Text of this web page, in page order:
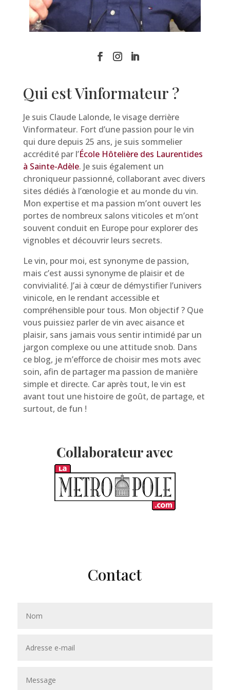
Qui est Vinformateur ?
Je suis Claude Lalonde, le visage derrière
Vinformateur. Fort d’une passion pour le vin
qui dure depuis 25 ans, je suis sommelier
accrédité par l’École Hôtelière des Laurentides
à Sainte-Adèle. Je suis également un
chroniqueur passionné, collaborant avec divers
sites dédiés à l’œnologie et au monde du vin.
Mon expertise et ma passion m’ont ouvert les
portes de nombreux salons viticoles et m’ont
souvent conduit en Europe pour explorer des
vignobles et découvrir leurs secrets.
Le vin, pour moi, est synonyme de passion,
mais c’est aussi synonyme de plaisir et de
convivialité. J’ai à cœur de démystifier l’univers
vinicole, en le rendant accessible et
compréhensible pour tous. Mon objectif ? Que
vous puissiez parler de vin avec aisance et
plaisir, sans jamais vous sentir intimidé par un
jargon complexe ou une attitude snob. Dans
ce blog, je m’efforce de choisir mes mots avec
soin, afin de partager ma passion de manière
simple et directe. Car après tout, le vin est
avant tout une histoire de goût, de partage, et
surtout, de fun !
Collaborateur avec
Contact